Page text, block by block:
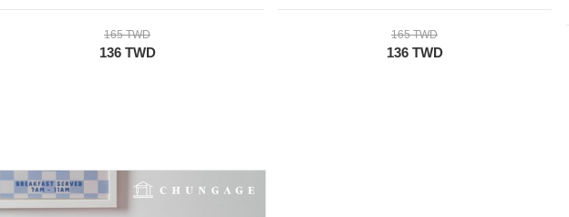
165 TWD
136 TWD
165 TWD
136 TWD